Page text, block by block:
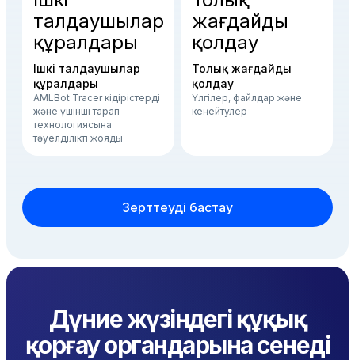
Ішкі талдаушылар
құралдары
AMLBot Tracer кідірістерді
және үшінші тарап
технологиясына
тәуелділікті жояды
Толық жағдайды
қолдау
Үлгілер, файлдар және
кеңейтулер
Зерттеуді бастау
Дүние жүзіндегі құқық
қорғау органдарына сенеді